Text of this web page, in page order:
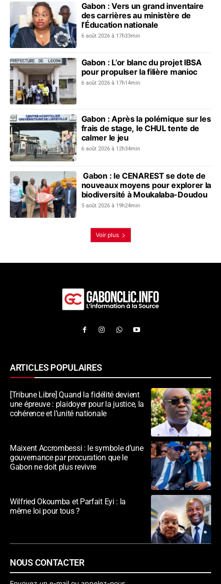
Gabon : Vers un grand inventaire
des carrières au ministère de
l’Éducation nationale
6 août 2026 à 17h33min
Gabon : L’or blanc du projet IBSA
pour propulser la filière manioc
6 août 2026 à 17h14min
Gabon : Après la polémique sur les
frais de stage, le CHUL tente de
calmer le jeu
6 août 2026 à 12h34min
Gabon : le CENAREST se dote de
nouveaux moyens pour explorer la
biodiversité à Moukalaba-Doudou
5 août 2026 à 19h24min
Voir plus
ARTICLES POPULAIRES
[Tribune Libre] Quand la fidélité devient
une épreuve : plaidoyer pour la justice, la
cohérence et l’unité nationale
Maixent Accrombessi : le symbole d’une
gouvernance par procuration que le
Gabon ne doit plus revivre
Wilfried Okoumba et Parfait Eyi : la
même loi pour tous ?
NOUS CONTACTER